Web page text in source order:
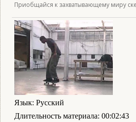
Приобщайся к захватывающему миру
Язык: Русский
Длительность материала: 00:02:43